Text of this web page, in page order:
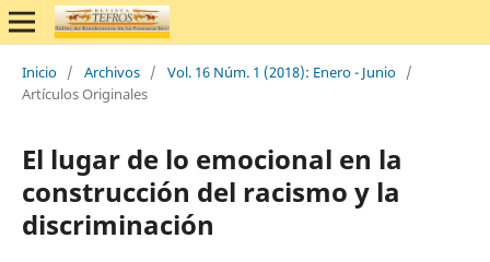
Inicio / Archivos / Vol. 16 Núm. 1 (2018): Enero - Junio /
Artículos Originales
El lugar de lo emocional en la
construcción del racismo y la
discriminación